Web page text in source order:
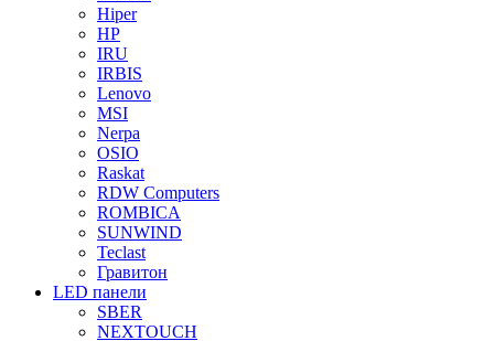
Hiper
HP
IRU
IRBIS
Lenovo
MSI
Nerpa
OSIO
Raskat
RDW Computers
ROMBICA
SUNWIND
Teclast
Гравитон
LED панели
SBER
NEXTOUCH